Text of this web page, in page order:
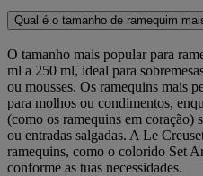
Qual é o tamanho de ramequim
O tamanho mais popular para
ml a 250 ml, ideal para
ou mousses. Os ramequins mais
para molhos ou condimentos,
(como os ramequins em coração)
ou entradas salgadas. A Le
ramequins, como o colorido Set
conforme as tuas necessidades.